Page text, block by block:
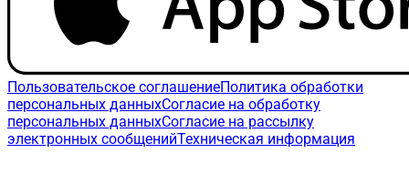
Пользовательское соглашениеПолитика обработки
персональных данныхСогласие на обработку
персональных данныхСогласие на рассылку
электронных сообщенийТехническая информация